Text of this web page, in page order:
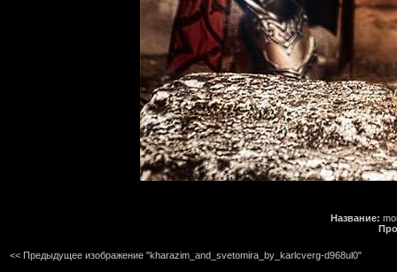
Название:
<< Предыдущее изображение "kharazim_and_svetomira_by_karlcverg-d968ul0"